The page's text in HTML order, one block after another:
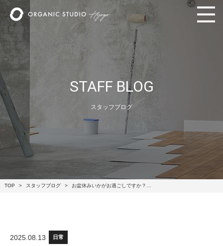
STAFF BLOG
スタッフブログ
TOP スタッフブログ お盆休みいかがお過ごしですか？…
2025.08.13 日常